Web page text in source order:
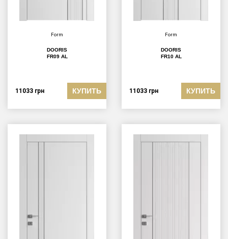
Form
DOORIS
FR09 AL
11033 грн КУПИТЬ
Form
DOORIS
FR10 AL
11033 грн КУПИТЬ